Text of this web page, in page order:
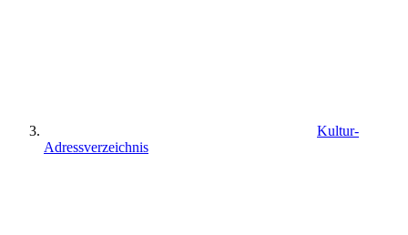
Kultur-
Adressverzeichnis